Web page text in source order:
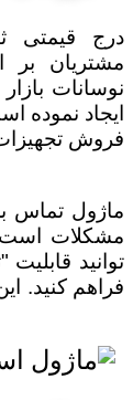
درج قیمتی
مشتریان بر
نوسانات
ایجاد
فروش
ماژول تماس
مشکلات است.
توانید
فراهم کنید.